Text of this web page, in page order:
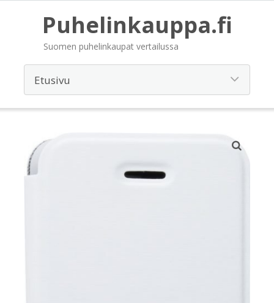
Puhelinkauppa.fi
Suomen puhelinkaupat vertailussa